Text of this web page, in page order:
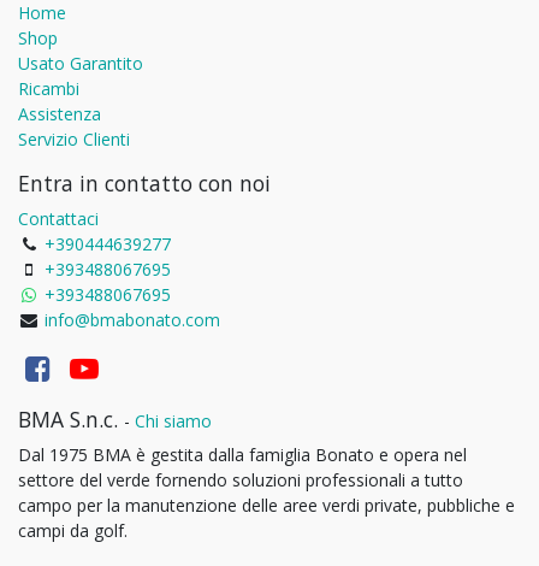
Home
Shop
Usato Garantito
Ricambi
Assistenza
Servizio Clienti
Entra in contatto con noi
Contattaci
+390444639277
+393488067695
+393488067695
info@bmabonato.com
BMA S.n.c. - Chi siamo
Dal 1975 BMA è gestita dalla famiglia Bonato e opera nel
settore del verde fornendo soluzioni professionali a tutto
campo per la manutenzione delle aree verdi private, pubbliche e
campi da golf.